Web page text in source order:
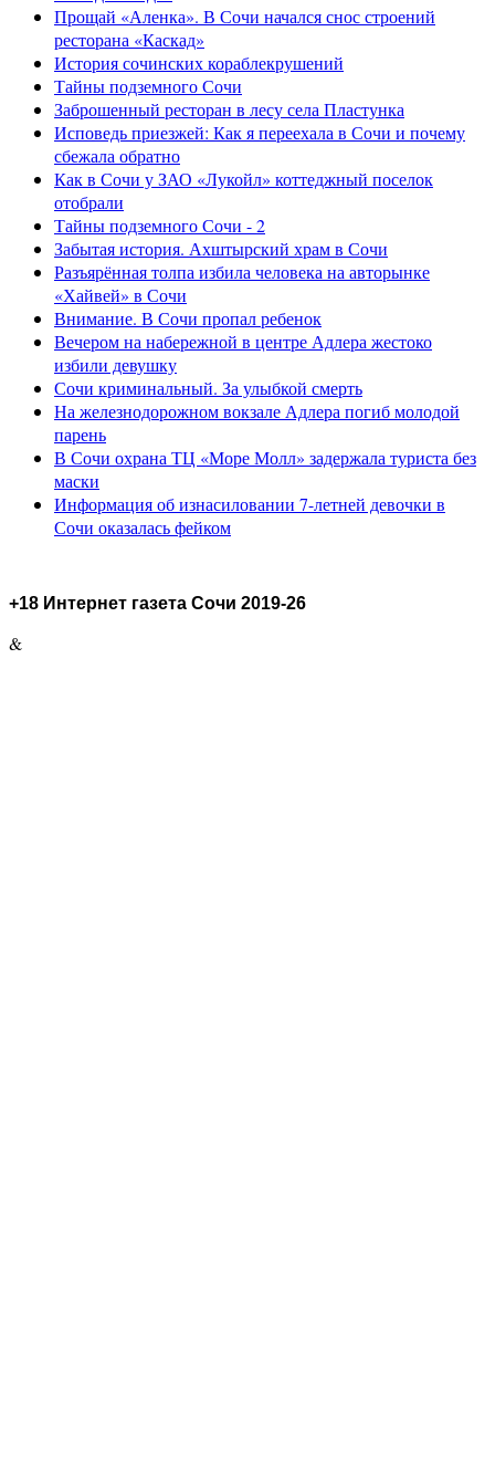
Прощай «Аленка». В Сочи начался снос строений
ресторана «Каскад»
История сочинских кораблекрушений
Тайны подземного Сочи
Заброшенный ресторан в лесу села Пластунка
Исповедь приезжей: Как я переехала в Сочи и почему
сбежала обратно
Как в Сочи у ЗАО «Лукойл» коттеджный поселок
отобрали
Тайны подземного Сочи - 2
Забытая история. Ахштырский храм в Сочи
Разъярённая толпа избила человека на авторынке
«Хайвей» в Сочи
Внимание. В Сочи пропал ребенок
Вечером на набережной в центре Адлера жестоко
избили девушку
Сочи криминальный. За улыбкой смерть
На железнодорожном вокзале Адлера погиб молодой
парень
В Сочи охрана ТЦ «Море Молл» задержала туриста без
маски
Информация об изнасиловании 7-летней девочки в
Сочи оказалась фейком
+18 Интернет газета Сочи 2019-26
&